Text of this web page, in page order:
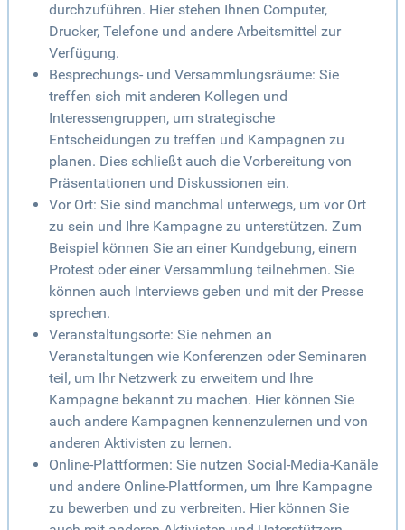
durchzuführen. Hier stehen Ihnen Computer,
Drucker, Telefone und andere Arbeitsmittel zur
Verfügung.
Besprechungs- und Versammlungsräume: Sie
treffen sich mit anderen Kollegen und
Interessengruppen, um strategische
Entscheidungen zu treffen und Kampagnen zu
planen. Dies schließt auch die Vorbereitung von
Präsentationen und Diskussionen ein.
Vor Ort: Sie sind manchmal unterwegs, um vor Ort
zu sein und Ihre Kampagne zu unterstützen. Zum
Beispiel können Sie an einer Kundgebung, einem
Protest oder einer Versammlung teilnehmen. Sie
können auch Interviews geben und mit der Presse
sprechen.
Veranstaltungsorte: Sie nehmen an
Veranstaltungen wie Konferenzen oder Seminaren
teil, um Ihr Netzwerk zu erweitern und Ihre
Kampagne bekannt zu machen. Hier können Sie
auch andere Kampagnen kennenzulernen und von
anderen Aktivisten zu lernen.
Online-Plattformen: Sie nutzen Social-Media-Kanäle
und andere Online-Plattformen, um Ihre Kampagne
zu bewerben und zu verbreiten. Hier können Sie